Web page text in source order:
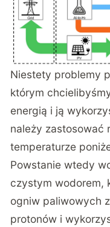
Niestety problemy
którym
energią i ją
należy zastosować
temperaturze
Powstanie wtedy
czystym wodorem,
ogniw paliwowych
protonów i